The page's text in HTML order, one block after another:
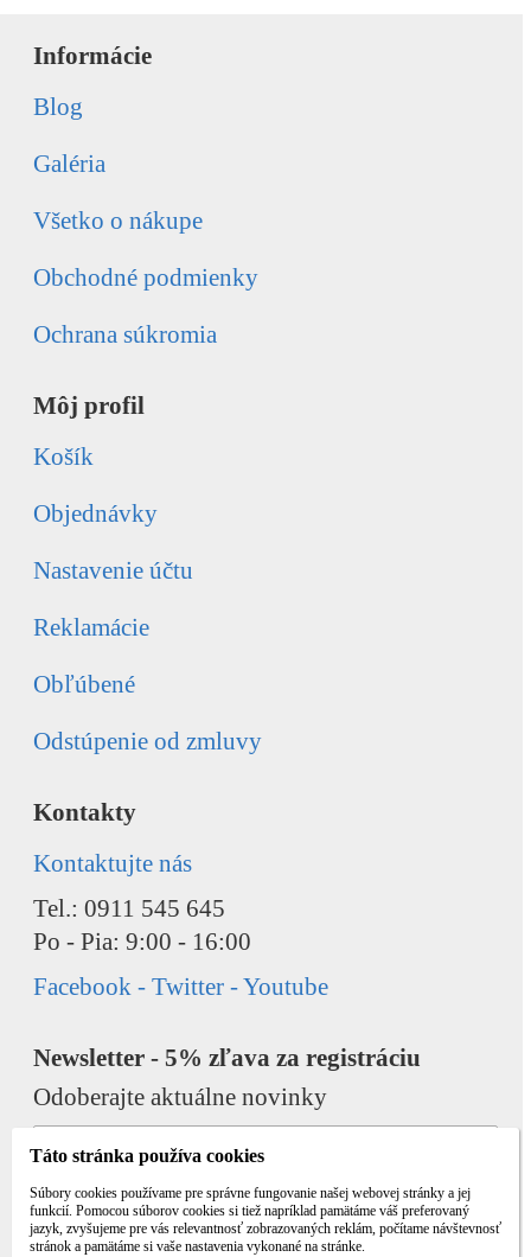
Informácie
Blog
Galéria
Všetko o nákupe
Obchodné podmienky
Ochrana súkromia
Môj profil
Košík
Objednávky
Nastavenie účtu
Reklamácie
Obľúbené
Odstúpenie od zmluvy
Kontakty
Kontaktujte nás
Tel.: 0911 545 645
Po - Pia: 9:00 - 16:00
Facebook - Twitter - Youtube
Newsletter - 5% zľava za registráciu
Odoberajte aktuálne novinky
Odobrať Pridať
Táto stránka používa cookies
Súbory cookies používame pre správne fungovanie našej webovej stránky a jej
funkcií. Pomocou súborov cookies si tiež napríklad pamätáme váš preferovaný
jazyk, zvyšujeme pre vás relevantnosť zobrazovaných reklám, počítame návštevnosť
stránok a pamätáme si vaše nastavenia vykonané na stránke.